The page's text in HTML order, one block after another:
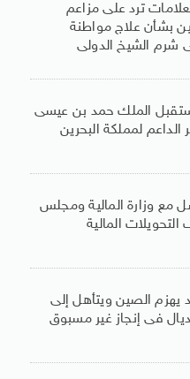
ترد على مزاعم
بشأن علاج مواطنة
شرم الشيخ الدولى
الملك حمد بن عيسى
لمملكة البحرين
مع وزارة المالية ومجلس
التحويلات المالية
يهزم الصين ويتأهل إلى
فى إنجاز غير مسبوق